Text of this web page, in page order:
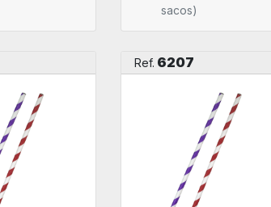
sacos)
Ref. 6207